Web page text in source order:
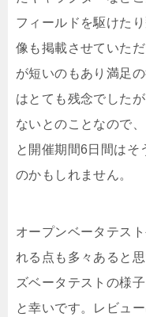
フィールドを駆けた
像も掲載させていた
が短いのもあり満足
はとても残念でした
ないとのことなので
と開催期間6日間はそ
のかもしれません。
オープンベータテス
れる点も多々あると
ズベータテストの様
と幸いです。レビュ